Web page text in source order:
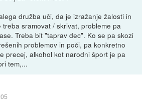
družba uči, da je izražanje žalosti in
sramovat / skrivat, probleme pa
Treba bit "taprav dec". Ko se pa skozi
problemov in poči, pa konkretno
precej, alkohol kot narodni šport je pa
tem,...